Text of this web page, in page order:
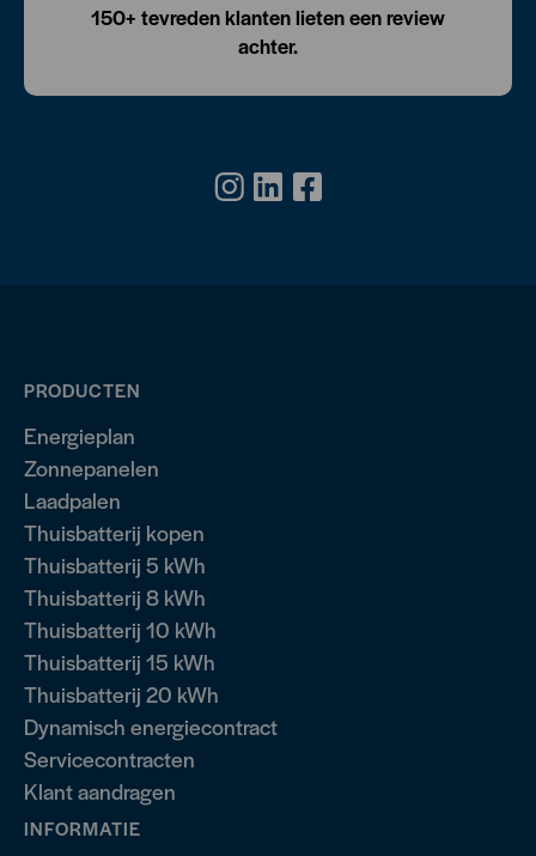
150+ tevreden klanten lieten een review
achter.
PRODUCTEN
Energieplan
Zonnepanelen
Laadpalen
Thuisbatterij kopen
Thuisbatterij 5 kWh
Thuisbatterij 8 kWh
Thuisbatterij 10 kWh
Thuisbatterij 15 kWh
Thuisbatterij 20 kWh
Dynamisch energiecontract
Servicecontracten
Klant aandragen
INFORMATIE